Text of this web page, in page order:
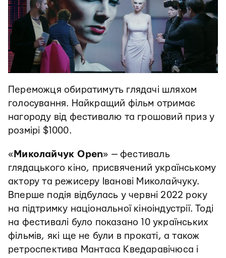
Переможця обиратимуть глядачі шляхом
голосування. Найкращий фільм отримає
нагороду від фестивалю та грошовий приз у
розмірі $1000.
« Миколайчук Open» — фестиваль
глядацького кіно, присвячений українському
актору та режисеру Іванові Миколайчуку.
Вперше подія відбулась у червні 2022 року
на підтримку національної кіноіндустрії. Тоді
на фестивалі було показано 10 українських
фільмів, які ще не були в прокаті, а також
ретроспектива Мантаса Кведаравічюса і